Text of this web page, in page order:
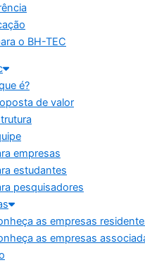
o BH-TEC
é?
de valor
empresas
estudantes
pesquisadores
as empresas
as empresas